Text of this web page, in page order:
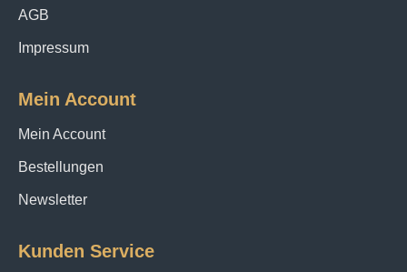
AGB
Impressum
Mein Account
Mein Account
Bestellungen
Newsletter
Kunden Service